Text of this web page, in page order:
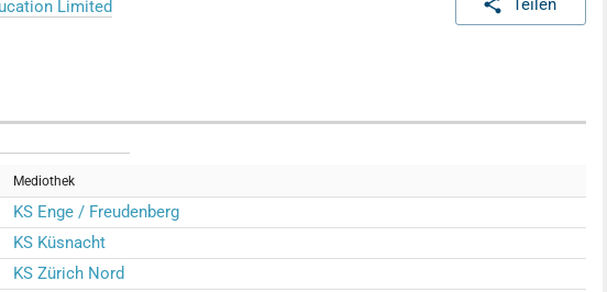
Limited
Teilen
Mediothek
KS Enge / Freudenberg
KS Küsnacht
KS Zürich Nord